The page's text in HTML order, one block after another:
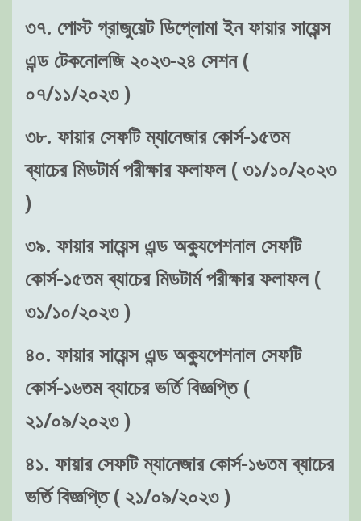
৩৭. পোস্ট গ্রাজুয়েট ডিপ্লোমা ইন ফায়ার সায়েন্স
এন্ড টেকনোলজি ২০২৩-২৪ সেশন (
০৭/১১/২০২৩ )
৩৮. ফায়ার সেফটি ম্যানেজার কোর্স-১৫তম
ব্যাচের মিডটার্ম পরীক্ষার ফলাফল ( ৩১/১০/২০২৩
)
৩৯. ফায়ার সায়েন্স এন্ড অক্যুপেশনাল সেফটি
কোর্স-১৫তম ব্যাচের মিডটার্ম পরীক্ষার ফলাফল (
৩১/১০/২০২৩ )
৪০. ফায়ার সায়েন্স এন্ড অক্যুপেশনাল সেফটি
কোর্স-১৬তম ব্যাচের ভর্তি বিজ্ঞপ্তি (
২১/০৯/২০২৩ )
৪১. ফায়ার সেফটি ম্যানেজার কোর্স-১৬তম ব্যাচের
ভর্তি বিজ্ঞপ্তি ( ২১/০৯/২০২৩ )